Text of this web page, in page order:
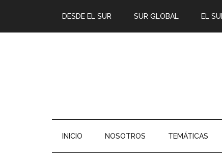
DESDE EL SUR SUR GLOBAL EL
INICIO NOSOTROS TEMÁTICAS